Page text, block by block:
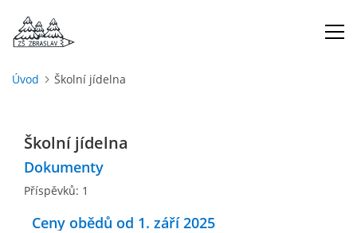
O NÁS
ŠKOLNÍ ROK
Úvod Školní jídelna
Školní jídelna
Dokumenty
Příspěvků: 1
Ceny obědů od 1. září 2025